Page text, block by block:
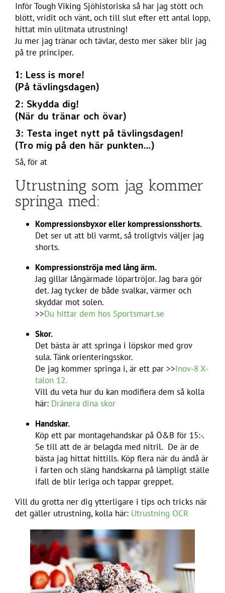
Inför Tough Viking Sjöhistoriska så har jag stött och
blött, vridit och vänt, och till slut efter ett antal lopp,
hittat min ulitmata utrustning!
Ju mer jag tränar och tävlar, desto mer säker blir jag
på tre principer.
1: Less is more!
(På tävlingsdagen)
2: Skydda dig!
(När du tränar och övar)
3: Testa inget nytt på tävlingsdagen!
(Tro mig på den här punkten…)
Så, för at
Utrustning som jag kommer
springa med:
Kompressionsbyxor eller kompressionsshorts.
Det ser ut att bli varmt, så troligtvis väljer jag
shorts.
Kompressionströja med lång ärm.
Jag gillar långärmade löpartröjor. Jag bara gör
det. Jag tycker de både svalkar, värmer och
skyddar mot solen.
>>Du hittar dem hos Sportsmart.se
Skor.
Det bästa är att springa i löpskor med grov
sula. Tänk orienteringsskor.
De jag kommer springa i, är ett par >>Inov-8 X-
talon 12.
Vill du veta hur du kan modifiera dem så kolla
här: Dränera dina skor
Handskar.
Köp ett par montagehandskar på Ö&B för 15:-.
Se till att de är belagda med nitril. De är de
bästa jag hittat hittills. Köp flera när du ändå är
i farten och släng handskarna på lämpligt ställe
ifall de blir leriga och tappar greppet.
Vill du grotta ner dig ytterligare i tips och tricks när
det gäller utrustning, kolla här: Utrustning OCR